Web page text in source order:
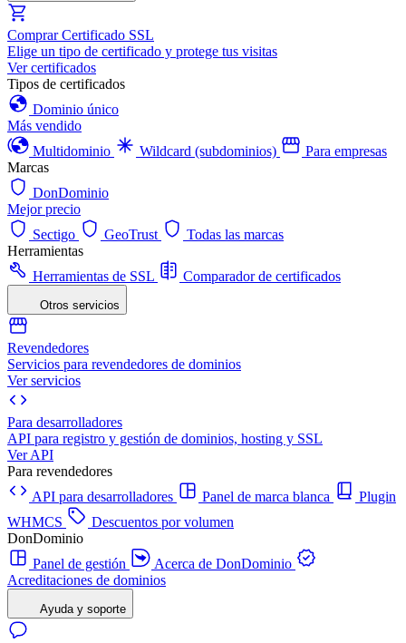
Comprar Certificado SSL
Elige un tipo de certificado y protege tus visitas
Ver certificados
Tipos de certificados
Dominio único
Más vendido
Multidominio
Wildcard (subdominios)
Para empresas
Marcas
DonDominio
Mejor precio
Sectigo
GeoTrust
Todas las marcas
Herramientas
Herramientas de SSL
Comparador de certificados
Otros servicios
Revendedores
Servicios para revendedores de dominios
Ver servicios
Para desarrolladores
API para registro y gestión de dominios, hosting y SSL
Ver API
Para revendedores
API para desarrolladores
Panel de marca blanca
Plugin
WHMCS
Descuentos por volumen
DonDominio
Panel de gestión
Acerca de DonDominio
Acreditaciones de dominios
Ayuda y soporte